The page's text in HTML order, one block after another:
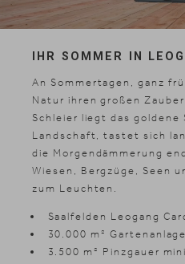
IHR SOMMER IN
An Sommertagen, ganz
Natur ihren großen
Schleier liegt das goldene
Landschaft, tastet sich
die Morgendämmerung
Wiesen, Bergzüge, Seen
zum Leuchten.
Saalfelden Leogang
30.000 m² Gartenanlage
3.500 m² Pinzgauer